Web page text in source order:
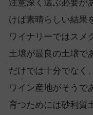
注意深く選ぶ必要が
けば素晴らしい結果
ワイナリーではスメ
土壌が最良の土壌で
だけでは十分でなく
ワイン産地がそうで
育つためには砂利質